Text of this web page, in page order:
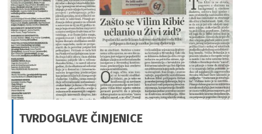
TVRDOGLAVE ČINJENICE